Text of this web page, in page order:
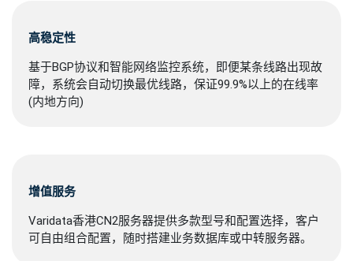
高稳定性
基于BGP协议和智能网络监控系统，即便某条线路出现故
障，系统会自动切换最优线路，保证99.9%以上的在线率
(内地方向)
增值服务
Varidata香港CN2服务器提供多款型号和配置选择，客户
可自由组合配置，随时搭建业务数据库或中转服务器。